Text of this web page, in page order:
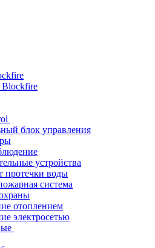
блок управления
устройства
протечки воды
система
отоплением
электросетью